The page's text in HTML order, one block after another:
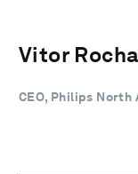
Vitor Rocha
CEO, Philips North